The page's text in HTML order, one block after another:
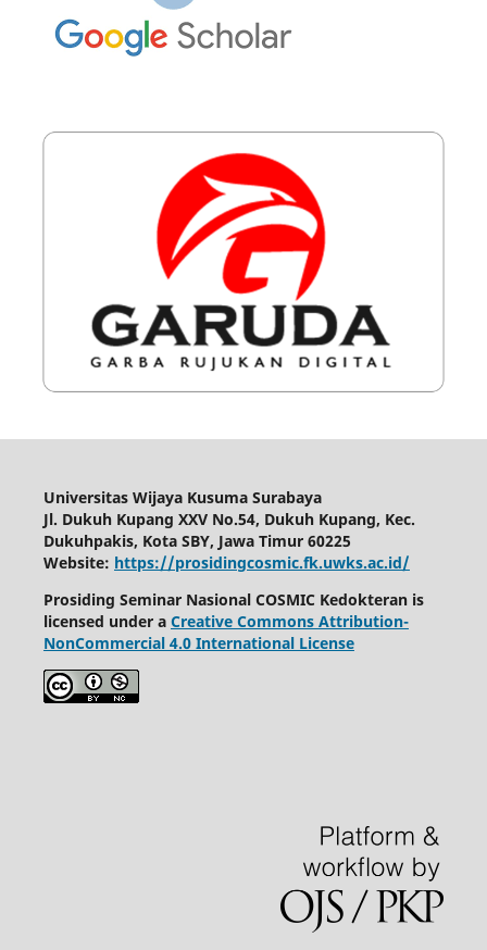
Universitas Wijaya Kusuma Surabaya
Jl. Dukuh Kupang XXV No.54, Dukuh Kupang, Kec.
Dukuhpakis, Kota SBY, Jawa Timur 60225
Website: https://prosidingcosmic.fk.uwks.ac.id/
Prosiding Seminar Nasional COSMIC Kedokteran is
licensed under a Creative Commons Attribution-
NonCommercial 4.0 International License